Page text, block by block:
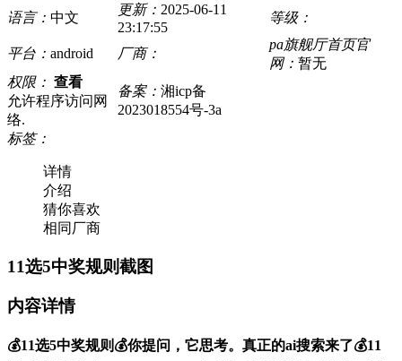
语言： 中文
更新： 2025-06-11
23:17:55
等级：
平台： android 厂商：
pa旗舰厅首页官
网： 暂无
权限： 查看
允许程序访问网
络.
备案： 湘icp备
2023018554号-3a
标签：
详情
介绍
猜你喜欢
相同厂商
11选5中奖规则截图
内容详情
💰11选5中奖规则💰你提问，它思考。真正的ai搜索来了💰11